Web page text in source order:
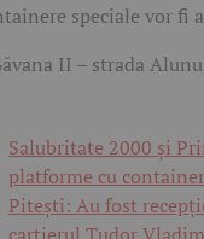
speciale vor fi
II – strada
Salubritate 2000 și
platforme cu
Pitești: Au fost